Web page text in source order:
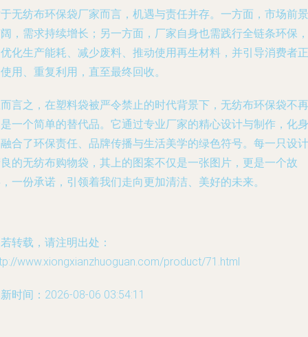
无纺布环保袋厂家而言，机遇与责任并存。一方面，市场前景
，需求持续增长；另一方面，厂家自身也需践行全链条环保，
化生产能耗、减少废料、推动使用再生材料，并引导消费者正
用、重复利用，直至最终回收。
言之，在塑料袋被严令禁止的时代背景下，无纺布环保袋不再
一个简单的替代品。它通过专业厂家的精心设计与制作，化身
合了环保责任、品牌传播与生活美学的绿色符号。每一只设计
的无纺布购物袋，其上的图案不仅是一张图片，更是一个故
一份承诺，引领着我们走向更加清洁、美好的未来。
转载，请注明出处：
www.xiongxianzhuoguan.com/product/71.html
时间：2026-08-06 03:54:11